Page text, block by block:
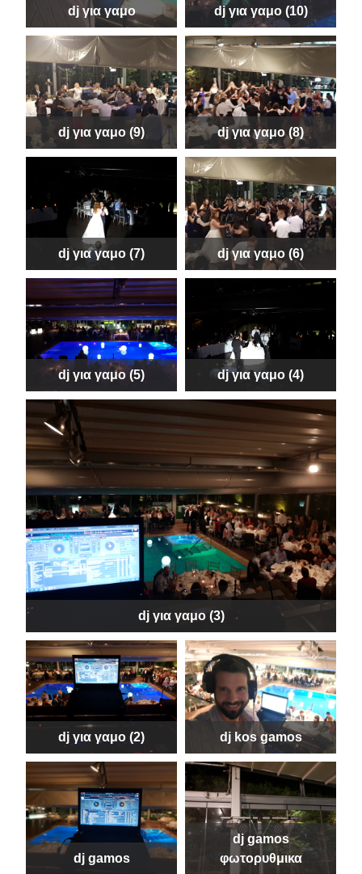
dj για γαμο dj για γαμο (10)
dj για γαμο (9) dj για γαμο (8)
dj για γαμο (7) dj για γαμο (6)
dj για γαμο (5) dj για γαμο (4)
dj για γαμο (3)
dj για γαμο (2) dj kos gamos
dj gamos
dj gamos
φωτορυθμικα